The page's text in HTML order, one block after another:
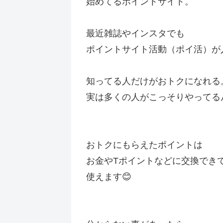
最近雑誌やインスタでも
ポイントサイト活動（ポイ活）
知ってる人だけがおトクになれる
実は多くの人がこっそりやってる
おトクにもらえたポイントは
お金やTポイントなどに交換でき
使えます😊